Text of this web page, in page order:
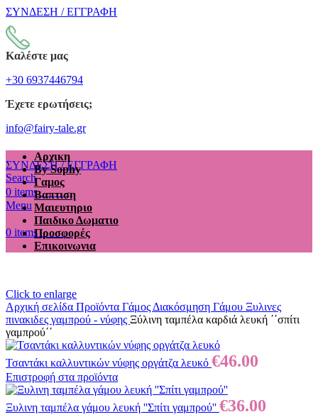
ΣΥΝΔΕΣΗ / ΕΓΓΡΑΦΗ
Καλέστε μας
+30 6937446794
Έχετε ερωτήσεις;
info@fairy-tale.gr
ΣΥΝΔΕΣΗ / ΕΓΓΡΑΦΗ
Search
0 items €0.00
Menu
0 items €0.00
Αρχικη
By Sophy
Γαμος
Βαπτιση
Μαιευτηριο
Παιδικο Δωματιο
Προσφορές
Επικοινωνια
Click to enlarge
Αρχική σελίδα Προϊόντα Γάμος Διακόσμηση Γάμου Ξυλινες
πινακιδες γαμπρού - νύφης Ξύλινη ταμπέλα καρδιά λευκή ΄΄σπίτι
γαμπρού΄΄
Τσαντάκι καλλυντικών νύφης οργάτζα λευκό €46.00
Επιστροφή στα προϊόντα
Ξυλινη ταμπέλα γάμου λευκή ''Σπίτι γαμπρού'' €36.00